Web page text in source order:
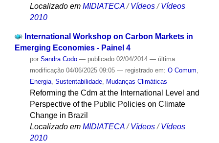
Localizado em MIDIATECA /Vídeos /Vídeos
2010
International Workshop on Carbon Markets in
Emerging Economies - Painel 4
por Sandra Codo — publicado02/04/2014 — última
modificação04/06/2025 09:05 — registrado em: O Comum,
Energia, Sustentabilidade, Mudanças Climáticas
Reforming the Cdm at the International Level and
Perspective of the Public Policies on Climate
Change in Brazil
Localizado em MIDIATECA /Vídeos /Vídeos
2010